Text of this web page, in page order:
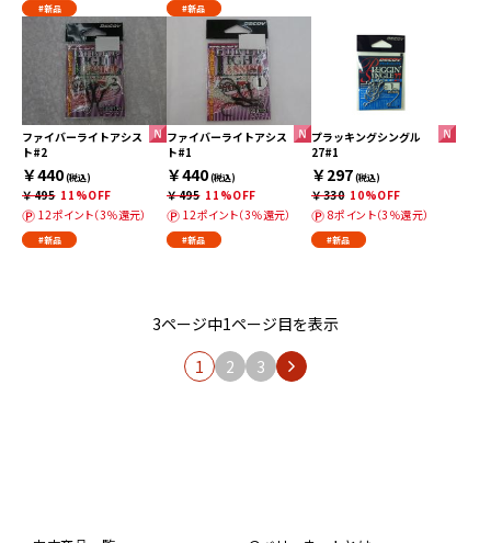
#新品 #新品
ファイバーライトアシス
ト#2
￥440(税込)
￥495 11%OFF
12ポイント（3％還元）
#新品
ファイバーライトアシス
ト#1
￥440(税込)
￥495 11%OFF
12ポイント（3％還元）
#新品
プラッキングシングル
27#1
￥297(税込)
￥330 10%OFF
8ポイント（3％還元）
#新品
3ページ中1ページ目を表示
1
2 3